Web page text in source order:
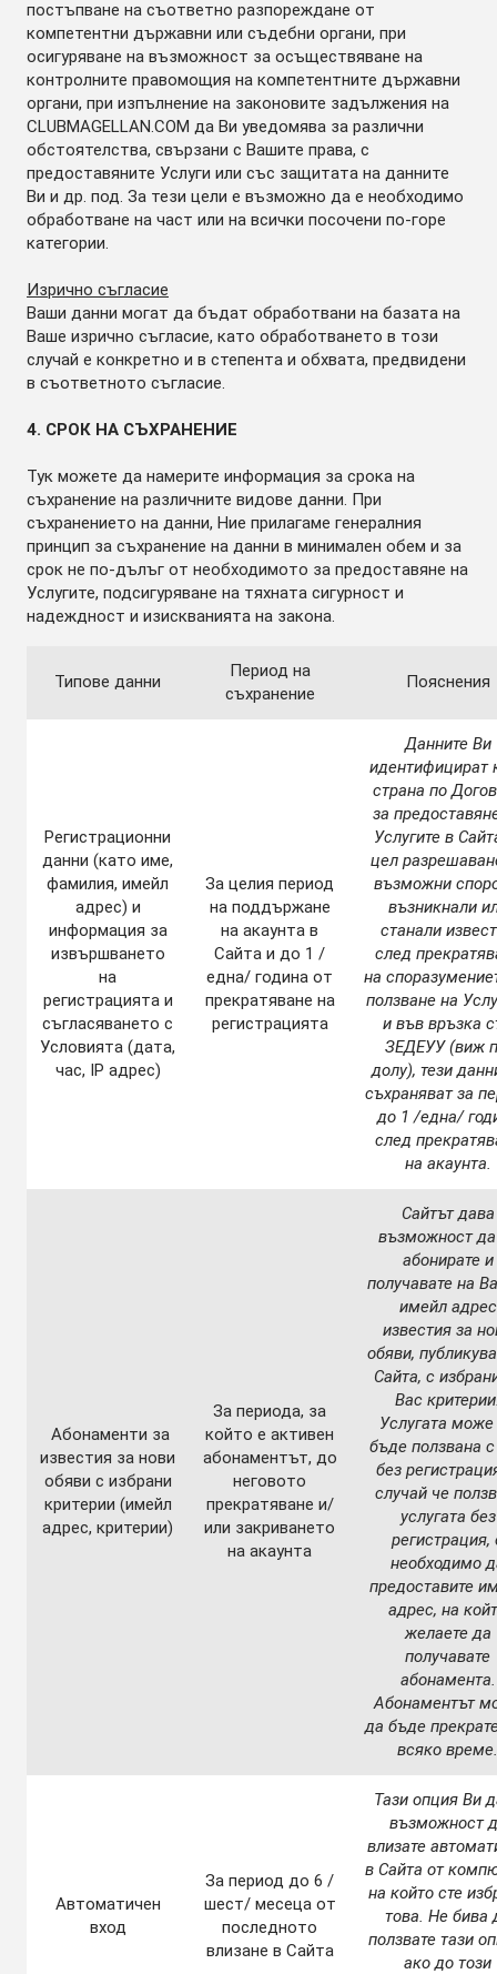
постъпване на съответно разпореждане от
компетентни държавни или съдебни органи, при
осигуряване на възможност за осъществяване на
контролните правомощия на компетентните държавни
органи, при изпълнение на законовите задължения на
CLUBMAGELLAN.COM да Ви уведомява за различни
обстоятелства, свързани с Вашите права, с
предоставяните Услуги или със защитата на данните
Ви и др. под. За тези цели е възможно да е необходимо
обработване на част или на всички посочени по-горе
категории.
Изрично съгласие
Ваши данни могат да бъдат обработвани на базата на
Ваше изрично съгласие, като обработването в този
случай е конкретно и в степента и обхвата, предвидени
в съответното съгласие.
4. СРОК НА СЪХРАНЕНИЕ
Тук можете да намерите информация за срока на
съхранение на различните видове данни. При
съхранението на данни, Ние прилагаме генералния
принцип за съхранение на данни в минимален обем и за
срок не по-дълъг от необходимото за предоставяне на
Услугите, подсигуряване на тяхната сигурност и
надеждност и изискванията на закона.
Типове данни
Период на
съхранение
Пояснения
Регистрационни
данни (като име,
фамилия, имейл
адрес) и
информация за
извършването
на
регистрацията и
съгласяването с
Условията (дата,
час, IP адрес)
За целия период
на поддържане
на акаунта в
Сайта и до 1 /
една/ година от
прекратяване на
регистрацията
Данните Ви
идентифицират
страна по
за
Услугите в
цел
възможни
възникнали
станали
след
на
ползване на
и във връзка
ЗЕДЕУУ (виж
долу), тези
съхраняват за
до 1 /една/
след
на акаунта.
Абонаменти за
известия за нови
обяви с избрани
критерии (имейл
адрес, критерии)
За периода, за
който е активен
абонаментът, до
неговото
прекратяване и/
или закриването
на акаунта
Сайтът дава
възможност
абонирате и
получавате на
имейл адрес
известия за
обяви,
Сайта, с
Вас
Услугата
бъде ползвана
без
случай че
услугата без
регистрация,
необходимо
предоставите
адрес, на
желаете да
получавате
абонамента.
Абонаментът
да бъде
всяко време.
Автоматичен
вход
За период до 6 /
шест/ месеца от
последното
влизане в Сайта
Тази опция Ви
възможност
влизате
в Сайта от
на който сте
това. Не бива
ползвате тази
ако до този